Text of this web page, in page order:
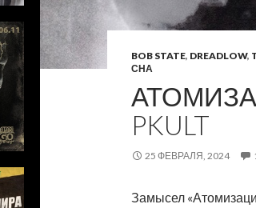
BOB STATE, DREADLOW,
СНА
PKULT
25 ФЕВРАЛЯ, 2024
Замысел